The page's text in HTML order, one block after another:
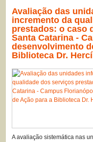
Avaliação das
incremento da
prestados: o caso
Santa Catarina -
desenvolvimento
Biblioteca Dr.
A avaliação sistemática nas